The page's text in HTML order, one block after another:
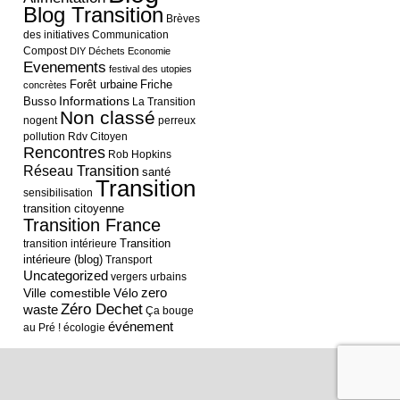
Blog Transition Brèves
des initiatives Communication
Compost DIY Déchets Economie
Evenements festival des utopies
concrètes Forêt urbaine Friche
Busso Informations La Transition
nogent Non classé perreux
pollution Rdv Citoyen
Rencontres Rob Hopkins
Réseau Transition santé
sensibilisation Transition
transition citoyenne
Transition France
transition intérieure Transition
intérieure (blog) Transport
Uncategorized vergers urbains
Ville comestibleVélozero
wasteZéro Dechet Ça bouge
au Pré ! écologie événement